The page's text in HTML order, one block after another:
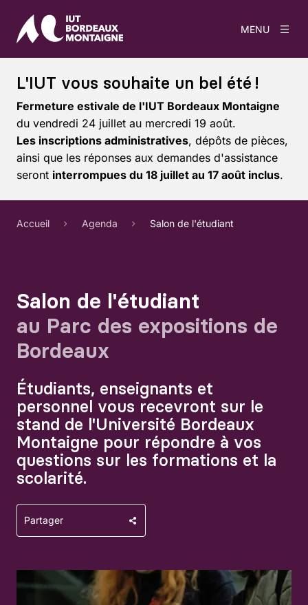
MENU
L'IUT vous souhaite un bel été !
Fermeture estivale de l'IUT Bordeaux Montaigne
du vendredi 24 juillet au mercredi 19 août.
Les inscriptions administratives, dépôts de pièces,
ainsi que les réponses aux demandes d'assistance
seront interrompues du 18 juillet au 17 août inclus.
Accueil Agenda Salon de l'étudiant
Salon de l'étudiant
au Parc des expositions de
Bordeaux
Étudiants, enseignants et
personnel vous recevront sur le
stand de l'Université Bordeaux
Montaigne pour répondre à vos
questions sur les formations et la
scolarité.
Partager
Agrandir